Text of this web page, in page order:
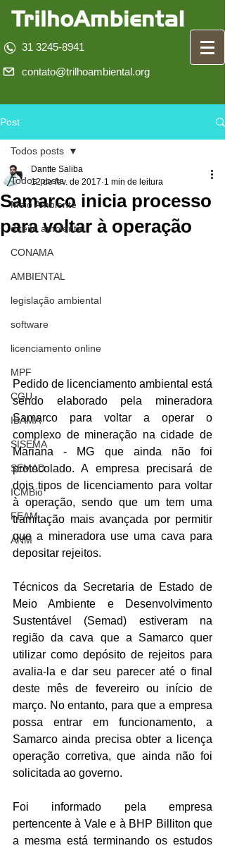
31 3245-8941
contato@trilhoambiental.org
Post
Todos posts
Meio Ambiente
direito ambiental
CONAMA
AMBIENTAL
legislação ambiental
software
licenciamento online
MPF
CGU
IBAMA
SISEMA
SEMAD
ICMBio
FEAM
ANM
Todos posts
Samarco inicia processo
para voltar à operação
Dantte Saliba
12 de fev. de 2017 1 min de leitura
Pedido de licenciamento ambiental está
sendo elaborado pela mineradora
Samarco para voltar a operar o
complexo de mineração na cidade de
Mariana - MG que ainda não foi
protocolado. A empresa precisará de
dois tipos de licenciamento para voltar
à operação, sendo que um tem uma
tramitação mais avançada por permitir
que a mineradora use uma cava para
depositar rejeitos.
Técnicos da Secretaria de Estado de
Meio Ambiente e Desenvolvimento
Sustentável (Semad) estiveram na
região da cava que a Samarco quer
utilizar como depósito de rejeitos para
avalia-la e dar seu parecer até o final
deste mês de fevereiro ou início de
março. No entanto, para que a empresa
possa entrar em funcionamento, a
Samarco ainda precisa obter a licença
operação corretiva, que ainda não foi
solicitada ao governo.
Foi informado pela empresa
pertencente à Vale e à BHP Billiton que
a mesma está terminando os estudos